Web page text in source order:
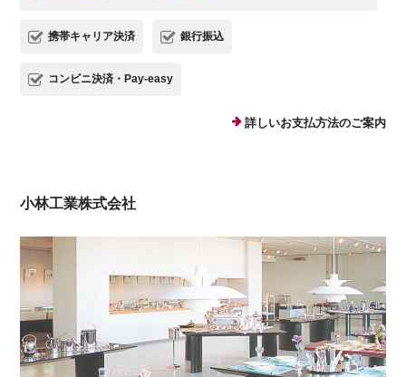
携帯キャリア決済 銀行振込
コンビニ決済・Pay-easy
詳しいお支払方法のご案内
小林工業株式会社